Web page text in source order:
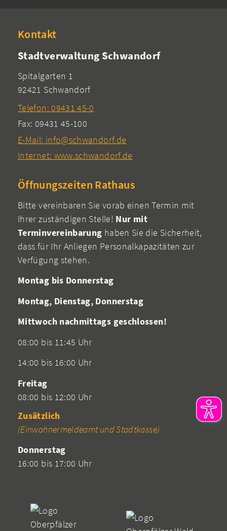
Kontakt
Stadtverwaltung Schwandorf
Spitalgarten 1
92421 Schwandorf
Telefon: 09431 45-0
Fax: 09431 45-100
E-Mail: info@schwandorf.de
Internet: www.schwandorf.de
Öffnungszeiten Rathaus
Bitte vereinbaren Sie vorab einen Termin mit
Ihrer zuständigen Stelle! Nur mit
Terminvereinbarung haben Sie die Sicherheit,
dass für Ihr Anliegen Personalkapazitäten zur
Verfügung stehen.
Montag bis Donnerstag
Montag, Dienstag, Donnerstag
Mittwoch nachmittags geschlossen!
08:00 bis 11:45 Uhr
14:00 bis 16:00 Uhr
Freitag
08:00 bis 12:00 Uhr
Zusätzlich
(Einwohnermeldeamt und Stadtkasse)
Donnerstag
16:00 bis 17:00 Uhr